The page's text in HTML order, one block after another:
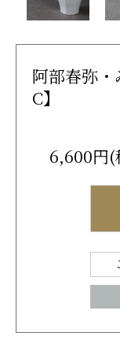
阿部春弥
C】
6,600円(